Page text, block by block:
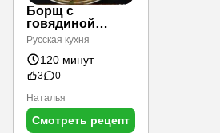
Борщ с
говядиной
«южный»
Русская кухня
120 минут
3
0
Наталья
Смотреть рецепт